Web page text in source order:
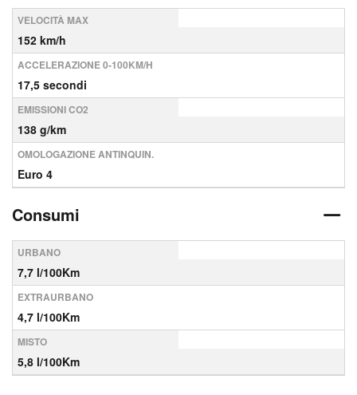
VELOCITÀ MAX
152 km/h
ACCELERAZIONE 0-100KM/H
17,5 secondi
EMISSIONI CO2
138 g/km
OMOLOGAZIONE ANTINQUIN.
Euro 4
Consumi
URBANO
7,7 l/100Km
EXTRAURBANO
4,7 l/100Km
MISTO
5,8 l/100Km